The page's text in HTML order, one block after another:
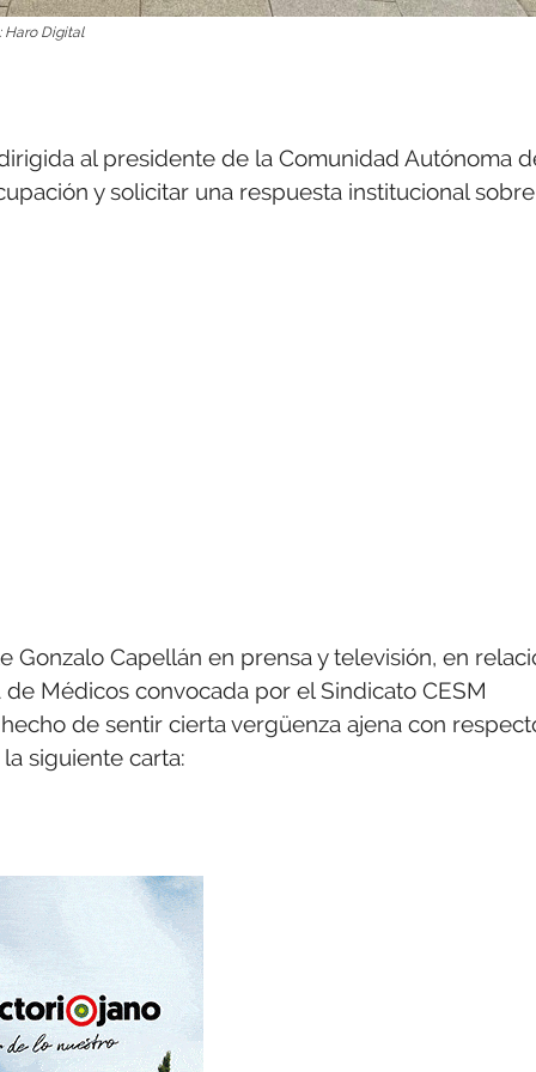
Haro Digital
al presidente de la Comunidad Autónoma
y solicitar una respuesta institucional
Capellán en prensa y televisión, en
Médicos convocada por el Sindicato CESM
de sentir cierta vergüenza ajena con
siguiente carta: